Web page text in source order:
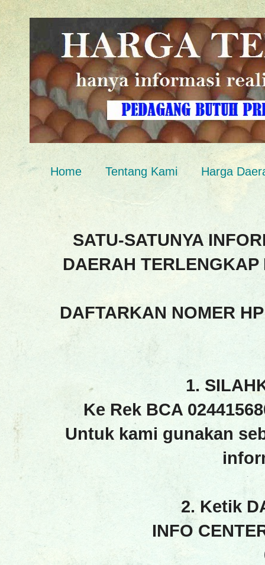
Home Tentang Kami Harga
SATU-SATUNYA
DAERAH TERLENGKAP
DAFTARKAN NOMER
1.
Ke Rek BCA
Untuk kami gunakan
2. Ketik
INFO